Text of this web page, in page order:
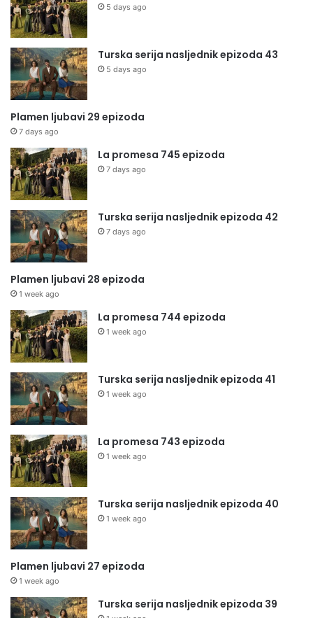
5 days ago
Turska serija nasljednik epizoda 43
5 days ago
Plamen ljubavi 29 epizoda
7 days ago
La promesa 745 epizoda
7 days ago
Turska serija nasljednik epizoda 42
7 days ago
Plamen ljubavi 28 epizoda
1 week ago
La promesa 744 epizoda
1 week ago
Turska serija nasljednik epizoda 41
1 week ago
La promesa 743 epizoda
1 week ago
Turska serija nasljednik epizoda 40
1 week ago
Plamen ljubavi 27 epizoda
1 week ago
Turska serija nasljednik epizoda 39